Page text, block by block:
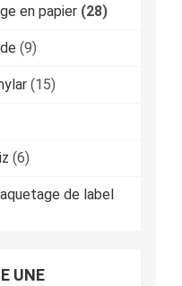
en papier (28)
(9)
(15)
(6)
de label
UNE